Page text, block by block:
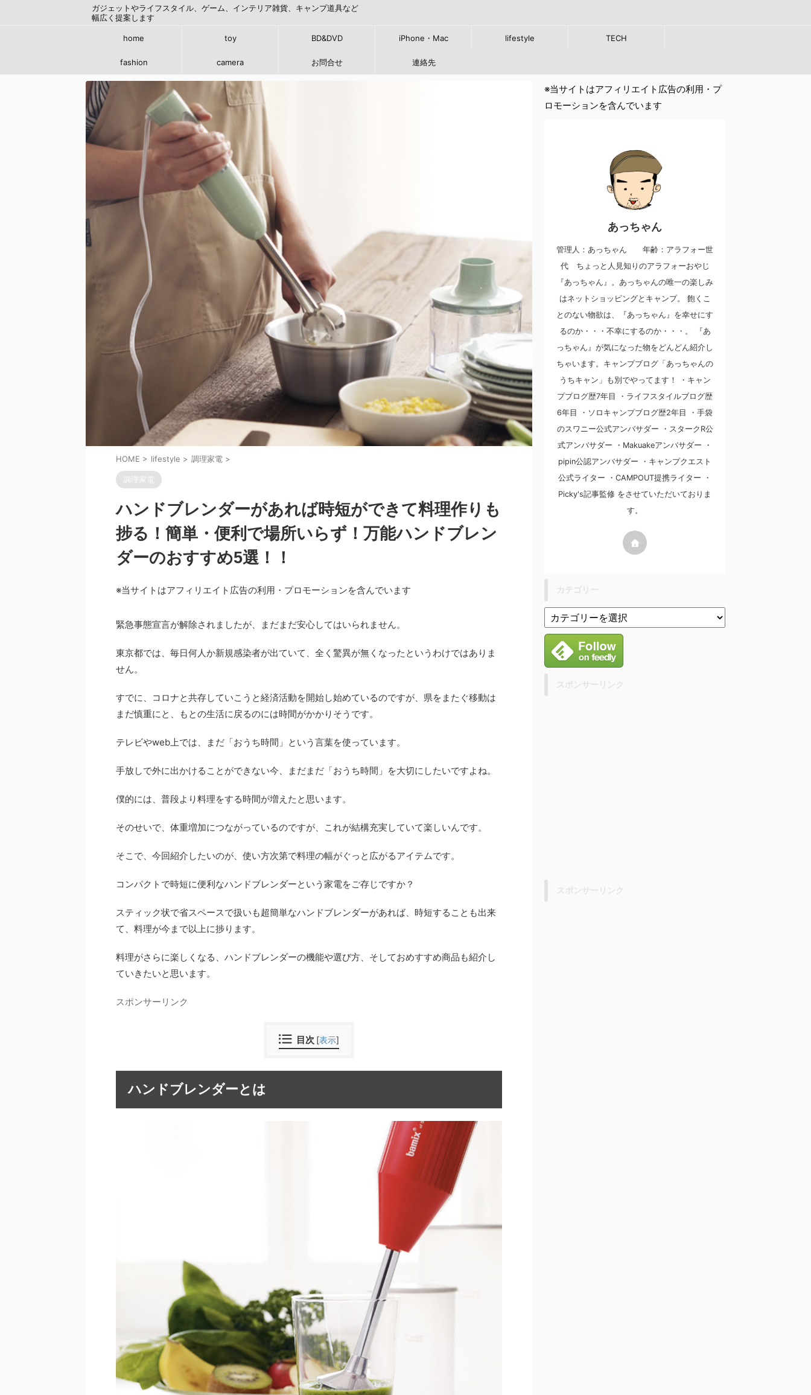
ガジェットやライフスタイル、ゲーム、インテリア雑貨、キャンプ道具など
幅広く提案します
home toy BD&DVD iPhone・Mac lifestyle TECH
fashion camera お問合せ 連絡先
HOME > lifestyle > 調理家電 >
調理家電
ハンドブレンダーがあれば時短ができて料理作りも
捗る！簡単・便利で場所いらず！万能ハンドブレン
ダーのおすすめ5選！！
※当サイトはアフィリエイト広告の利用・プロモーションを含んでいます
緊急事態宣言が解除されましたが、まだまだ安心してはいられません。
東京都では、毎日何人か新規感染者が出ていて、全く驚異が無くなったというわけではありま
せん。
すでに、コロナと共存していこうと経済活動を開始し始めているのですが、県をまたぐ移動は
まだ慎重にと、もとの生活に戻るのには時間がかかりそうです。
テレビやweb上では、まだ「おうち時間」という言葉を使っています。
手放しで外に出かけることができない今、まだまだ「おうち時間」を大切にしたいですよね。
僕的には、普段より料理をする時間が増えたと思います。
そのせいで、体重増加につながっているのですが、これが結構充実していて楽しいんです。
そこで、今回紹介したいのが、使い方次第で料理の幅がぐっと広がるアイテムです。
コンパクトで時短に便利なハンドブレンダーという家電をご存じですか？
スティック状で省スペースで扱いも超簡単なハンドブレンダーがあれば、時短することも出来
て、料理が今まで以上に捗ります。
料理がさらに楽しくなる、ハンドブレンダーの機能や選び方、そしておめすすめ商品も紹介し
ていきたいと思います。
スポンサーリンク
目次 [表示]
ハンドブレンダーとは
※当サイトはアフィリエイト広告の利用・プ
ロモーションを含んでいます
あっちゃん
管理人：あっちゃん 年齢：アラフォー世
代 ちょっと人見知りのアラフォーおやじ
『あっちゃん』。あっちゃんの唯一の楽しみ
はネットショッピングとキャンプ。 飽くこ
とのない物欲は、『あっちゃん』を幸せにす
るのか・・・不幸にするのか・・・。 『あ
っちゃん』が気になった物をどんどん紹介し
ちゃいます。キャンプブログ「あっちゃんの
うちキャン」も別でやってます！ ・キャン
プブログ歴7年目 ・ライフスタイルブログ歴
6年目 ・ソロキャンプブログ歴2年目 ・手袋
のスワニー公式アンバサダー ・スタークR公
式アンバサダー ・Makuakeアンバサダー ・
pipin公認アンバサダー ・キャンプクエスト
公式ライター ・CAMPOUT提携ライター ・
Picky's記事監修 をさせていただいておりま
す。